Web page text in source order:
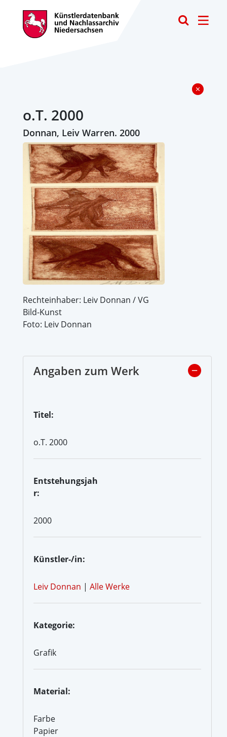
o.T. 2000
Donnan, Leiv Warren. 2000
Rechteinhaber: Leiv Donnan / VG
Bild-Kunst
Foto: Leiv Donnan
Angaben zum Werk
Titel:
o.T. 2000
Entstehungsjah
r:
2000
Künstler-/in:
Leiv Donnan | Alle Werke
Kategorie:
Grafik
Material:
Farbe
Papier